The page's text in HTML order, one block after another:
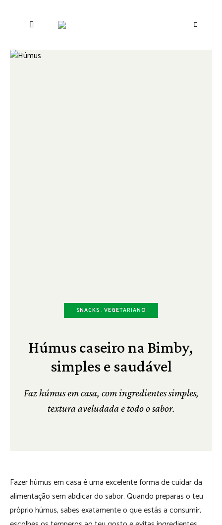
SNACKS VEGETARIANO
Húmus caseiro na Bimby,
simples e saudável
Faz húmus em casa, com ingredientes simples,
textura aveludada e todo o sabor.
Fazer húmus em casa é uma excelente forma de cuidar da
alimentação sem abdicar do sabor. Quando preparas o teu
próprio húmus, sabes exatamente o que estás a consumir,